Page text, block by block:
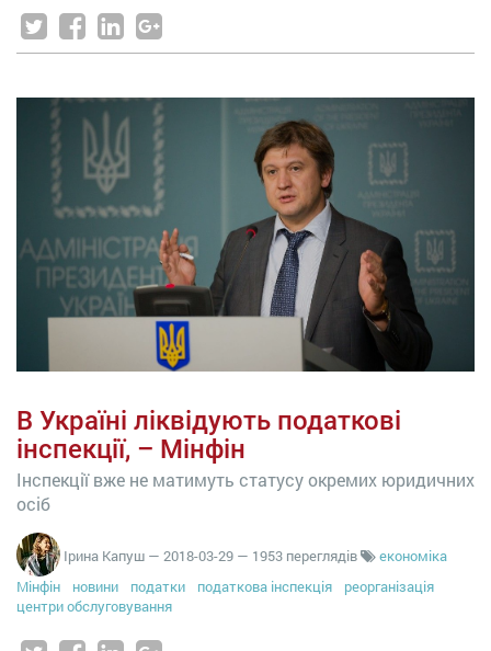
В Україні ліквідують податкові
інспекції, – Мінфін
Інспекції вже не матимуть статусу окремих юридичних
осіб
Ірина Капуш — 2018-03-29 — 1953 переглядів
економіка
Мінфін
новини податки податкова інспекція
реорганізація
центри обслуговування